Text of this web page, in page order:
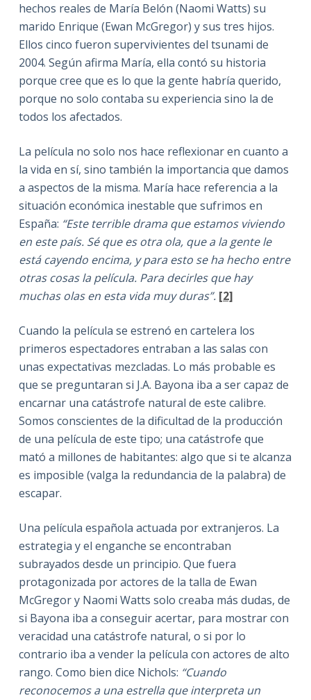
hechos reales de María Belón (Naomi Watts) su
marido Enrique (Ewan McGregor) y sus tres hijos.
Ellos cinco fueron supervivientes del tsunami de
2004. Según afirma María, ella contó su historia
porque cree que es lo que la gente habría querido,
porque no solo contaba su experiencia sino la de
todos los afectados.
La película no solo nos hace reflexionar en cuanto a
la vida en sí, sino también la importancia que damos
a aspectos de la misma. María hace referencia a la
situación económica inestable que sufrimos en
España: “Este terrible drama que estamos viviendo
en este país. Sé que es otra ola, que a la gente le
está cayendo encima, y para esto se ha hecho entre
otras cosas la película. Para decirles que hay
muchas olas en esta vida muy duras”. [2]
Cuando la película se estrenó en cartelera los
primeros espectadores entraban a las salas con
unas expectativas mezcladas. Lo más probable es
que se preguntaran si J.A. Bayona iba a ser capaz de
encarnar una catástrofe natural de este calibre.
Somos conscientes de la dificultad de la producción
de una película de este tipo; una catástrofe que
mató a millones de habitantes: algo que si te alcanza
es imposible (valga la redundancia de la palabra) de
escapar.
Una película española actuada por extranjeros. La
estrategia y el enganche se encontraban
subrayados desde un principio. Que fuera
protagonizada por actores de la talla de Ewan
McGregor y Naomi Watts solo creaba más dudas, de
si Bayona iba a conseguir acertar, para mostrar con
veracidad una catástrofe natural, o si por lo
contrario iba a vender la película con actores de alto
rango. Como bien dice Nichols: “Cuando
reconocemos a una estrella que interpreta un